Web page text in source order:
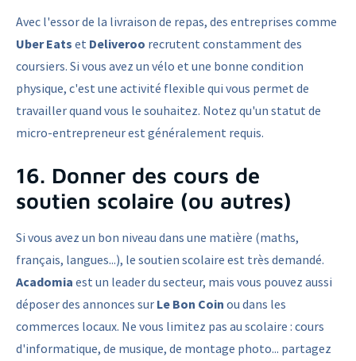
Avec l'essor de la livraison de repas, des entreprises comme
Uber Eats et Deliveroo recrutent constamment des
coursiers. Si vous avez un vélo et une bonne condition
physique, c'est une activité flexible qui vous permet de
travailler quand vous le souhaitez. Notez qu'un statut de
micro-entrepreneur est généralement requis.
16. Donner des cours de
soutien scolaire (ou autres)
Si vous avez un bon niveau dans une matière (maths,
français, langues...), le soutien scolaire est très demandé.
Acadomia est un leader du secteur, mais vous pouvez aussi
déposer des annonces sur Le Bon Coin ou dans les
commerces locaux. Ne vous limitez pas au scolaire : cours
d'informatique, de musique, de montage photo... partagez